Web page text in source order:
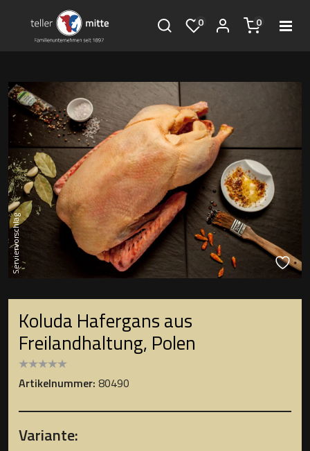
0 0
Serviervorschlag
Koluda Hafergans aus
Freilandhaltung, Polen
Artikelnummer: 80490
Variante: